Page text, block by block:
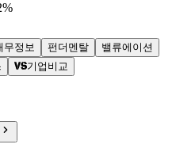
무정보 펀더멘탈
밸류에이션
기업비교